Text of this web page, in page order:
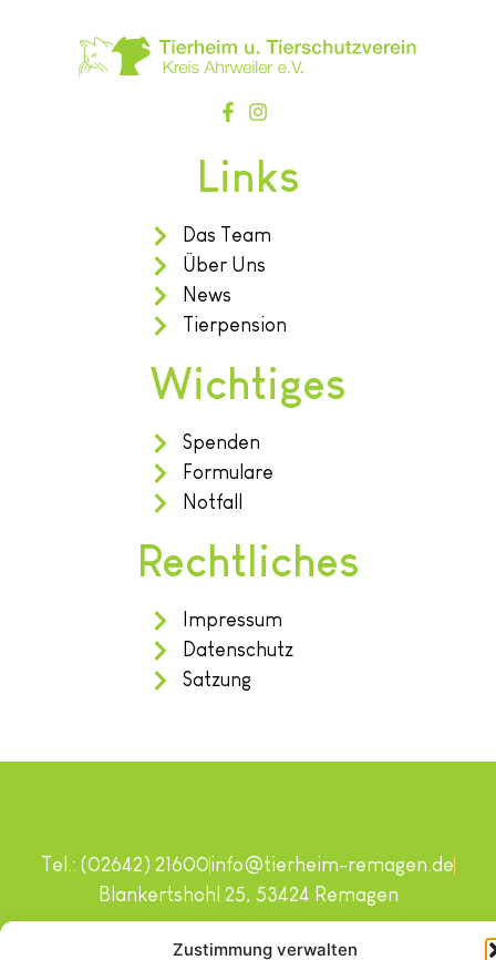
Zustimmung verwalten
Links
Das Team
Über Uns
News
Tierpension
Wichtiges
Spenden
Formulare
Notfall
Rechtliches
Impressum
Datenschutz
Satzung
Copyright © 2024. Alle Rechte vorbehalten.
Tel.: (02642) 21600info@tierheim-remagen.de
Blankertshohl 25, 53424 Remagen